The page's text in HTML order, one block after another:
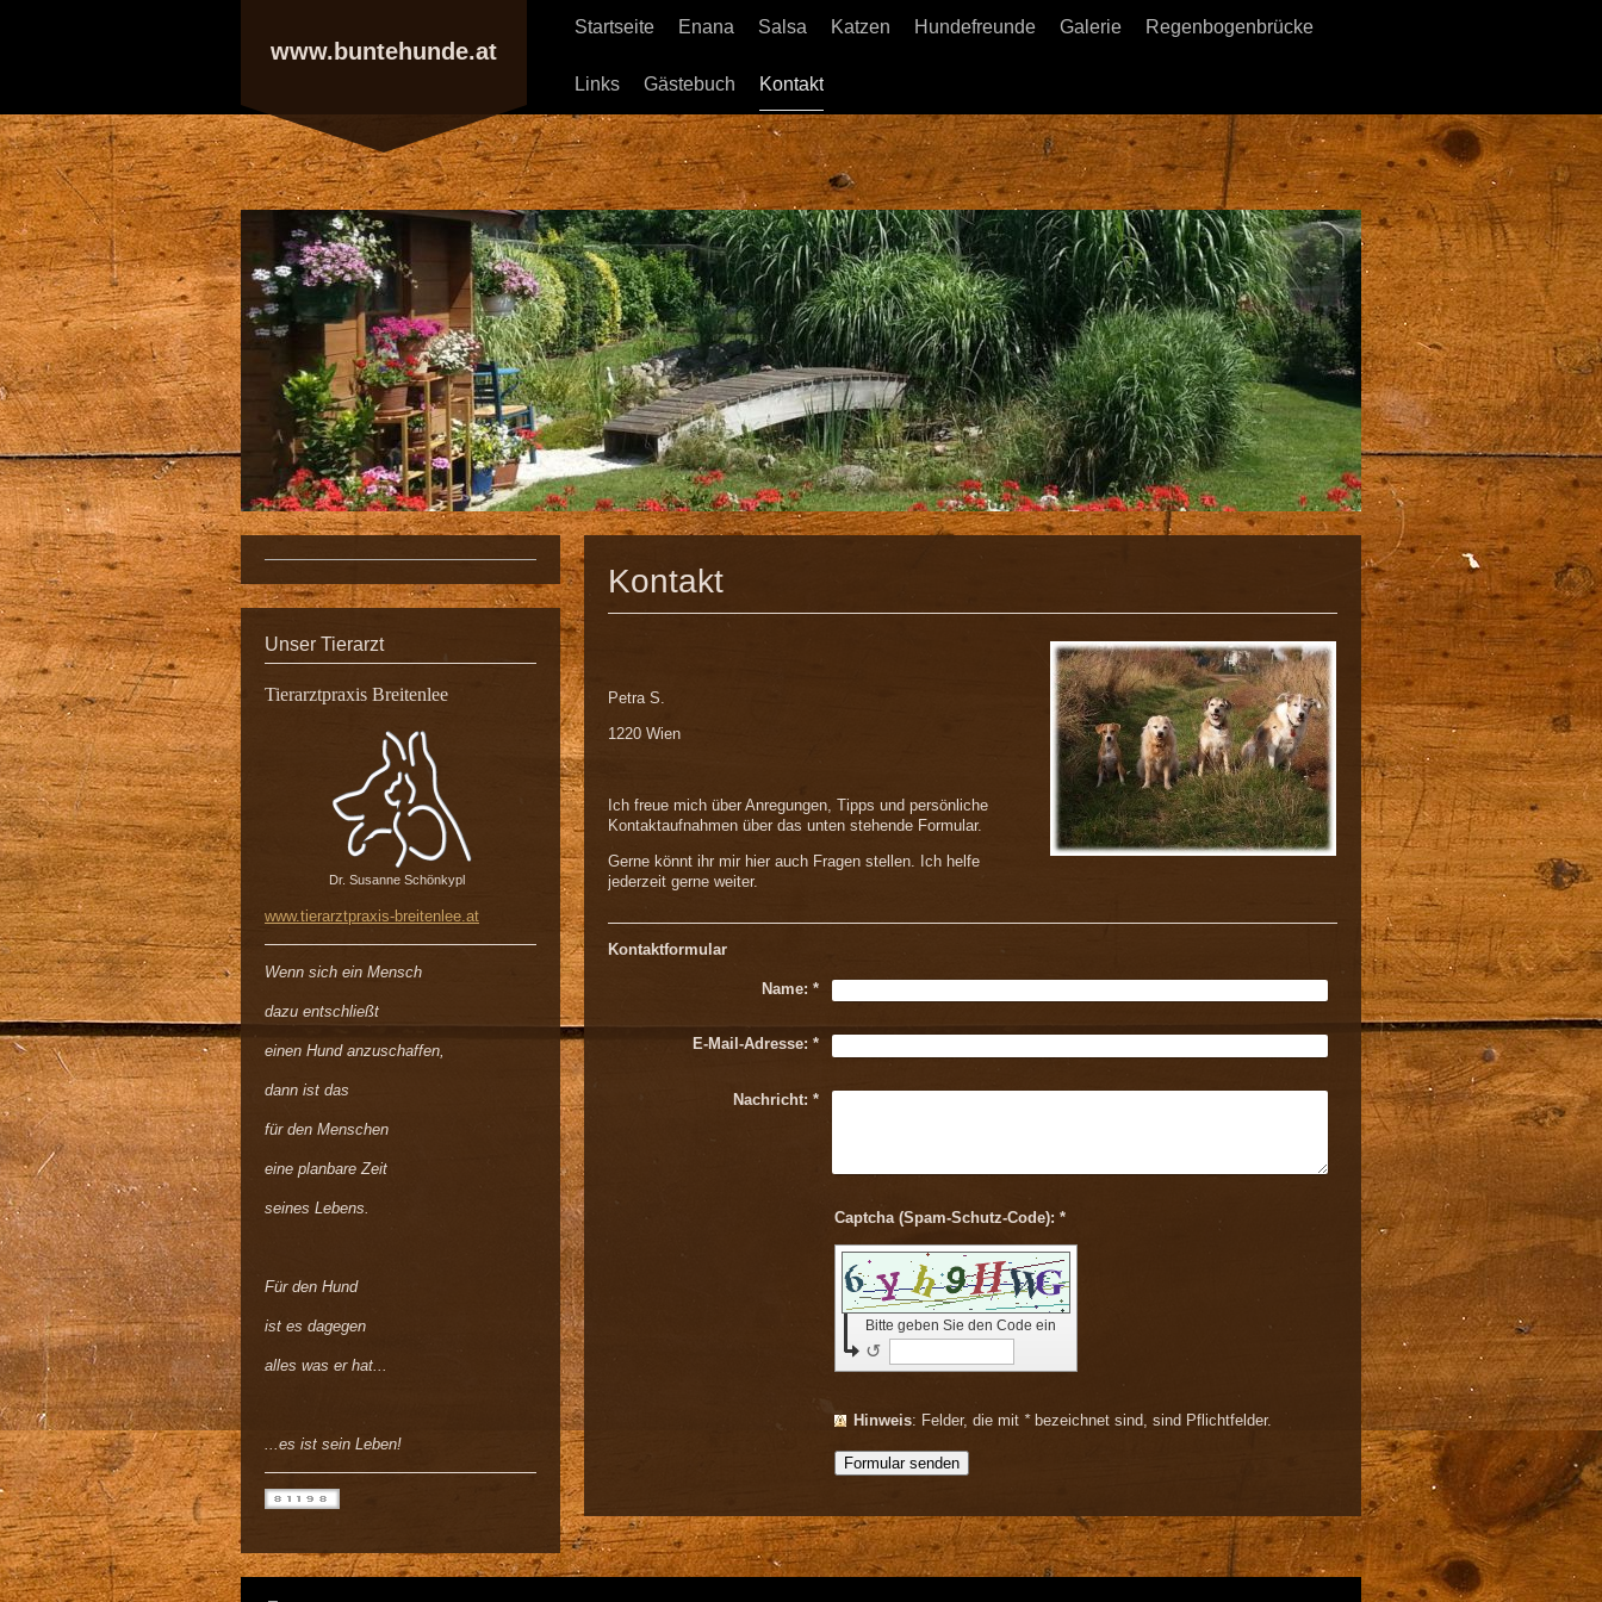
Startseite Enana Salsa Katzen Hundefreunde Galerie Regenbogenbrücke
Links Gästebuch Kontakt
www.buntehunde.at
Kontakt
Petra S.
1220 Wien
Ich freue mich über Anregungen, Tipps und persönliche
Kontaktaufnahmen über das unten stehende Formular.
Gerne könnt ihr mir hier auch Fragen stellen. Ich helfe
jederzeit gerne weiter.
Kontaktformular
Name: *
E-Mail-Adresse: *
Nachricht: *
Captcha (Spam-Schutz-Code): *
Bitte geben Sie den Code ein
↺
Hinweis : Felder, die mit *bezeichnet sind, sind Pflichtfelder.
Unser Tierarzt
Tierarztpraxis Breitenlee
Dr. Susanne Schönkypl
www.tierarztpraxis-breitenlee.at
Wenn sich ein Mensch
dazu entschließt
einen Hund anzuschaffen,
dann ist das
für den Menschen
eine planbare Zeit
seines Lebens.
Für den Hund
ist es dagegen
alles was er hat...
...es ist sein Leben!